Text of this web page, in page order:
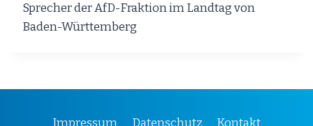
Sprecher der AfD-Fraktion im Landtag von
Baden-Württemberg